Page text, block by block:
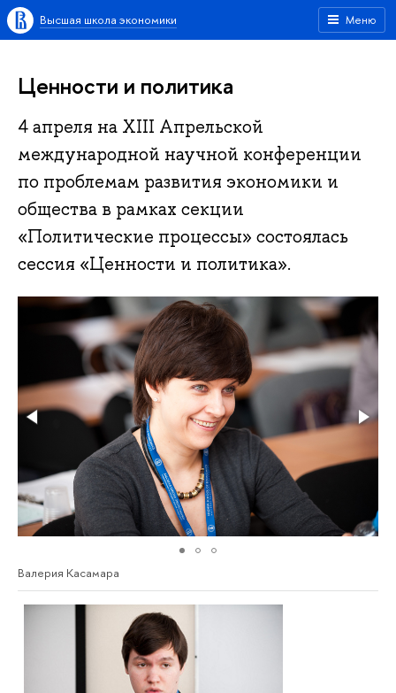
Меню
Высшая школа экономики
Ценности и политика
4 апреля на XIII Апрельской
международной научной конференции
по проблемам развития экономики и
общества в рамках секции
«Политические процессы» состоялась
сессия «Ценности и политика».
Валерия Касамара